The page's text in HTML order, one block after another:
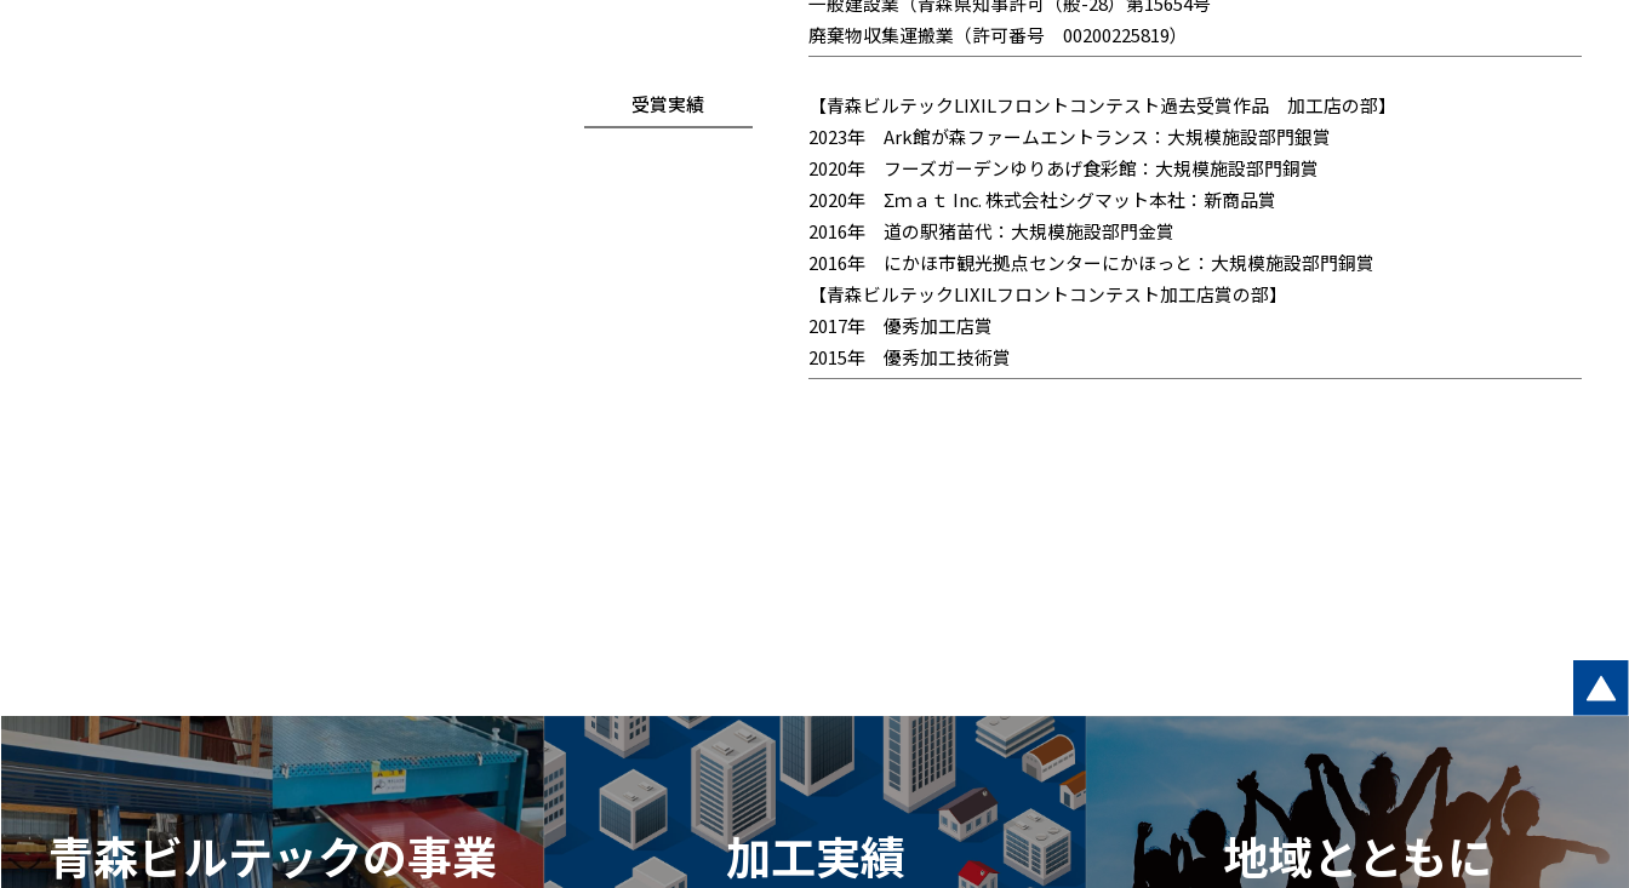
廃棄物収集運搬業（許可番号 00200225819）
受賞実績
【青森ビルテックLIXILフロントコンテスト過去受賞作品 加工店の部】
2023年 Ark館が森ファームエントランス：大規模施設部門銀賞
2020年 フーズガーデンゆりあげ食彩館：大規模施設部門銅賞
2020年 Σｍａｔ Inc. 株式会社シグマット本社：新商品賞
2016年 道の駅猪苗代：大規模施設部門金賞
2016年 にかほ市観光拠点センターにかほっと：大規模施設部門銅賞
【青森ビルテックLIXILフロントコンテスト加工店賞の部】
2017年 優秀加工店賞
2015年 優秀加工技術賞
青森ビルテックの事業 加工実績 地域とともに